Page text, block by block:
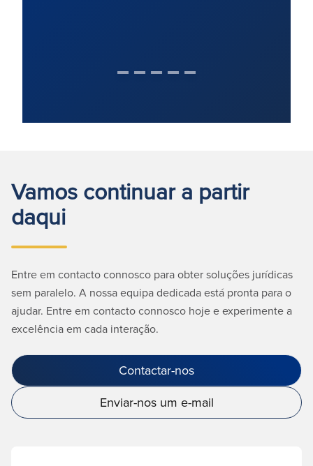
Vamos continuar a partir
daqui
Entre em contacto connosco para obter soluções jurídicas
sem paralelo. A nossa equipa dedicada está pronta para o
ajudar. Entre em contacto connosco hoje e experimente a
excelência em cada interação.
Contactar-nos
Enviar-nos um e-mail